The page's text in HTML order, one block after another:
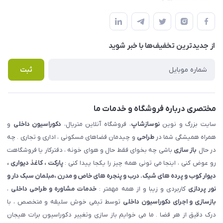
املاک مدنی - نوساز شاپ
لیست محصولات
درباره ما
قوانین و مقررات
حریم خصوصی
راهنما
پرسش های متداول
از جدید‌ترین تخفیف‌ها با‌ خبر شوید
ثبت
مختصری درباره فروشگاه و خدمات ما
سایت بزرگ و نویننوسازشاپ، فروشگاه آنلاین متریال، دکوراسیون داخلی و
همراه همیشگی شما درطراحی و چیدمان فضاهای مسکونی ، اداری و تجاری . چه
در حال باز سازی باشی چه بخوای فقط حال و هوای خونه ، دفترکار یا فروشگاهت
رو عوض کنی ، اینجا می تونی همه چیز را یکجا پیدا کنی :پارکت ، کاغذ دیواری ،
دیوار کوب و پرده های شیک. درب و پنجره های خاص و مدرن ،مبلمان سبک دار و
نور پردازی کاربردی و زیبا و از همه مهمتر : خدمات مشاوره و طراحی داخلی ،
بازسازی و اجرای دکوراسیون داخلی توسط تیمی خوش سلیقه و متخصص ، با
درک دقیق از هر فضا . ما می خوایم باز سازی وتغییر دکوراسیون برات هیجان